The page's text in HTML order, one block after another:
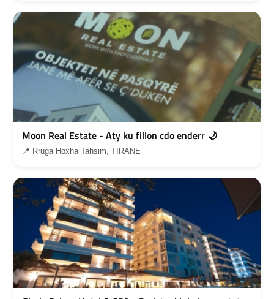
Moon Real Estate - Aty ku fillon cdo enderr 🌙
📍 Rruga Hoxha Tahsim, TIRANE